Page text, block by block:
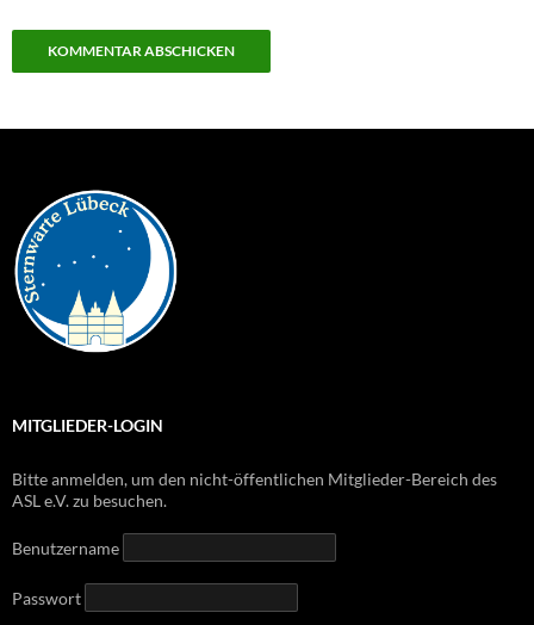
MITGLIEDER-LOGIN
Bitte anmelden, um den nicht-öffentlichen Mitglieder-Bereich des
ASL e.V. zu besuchen.
Benutzername
Passwort